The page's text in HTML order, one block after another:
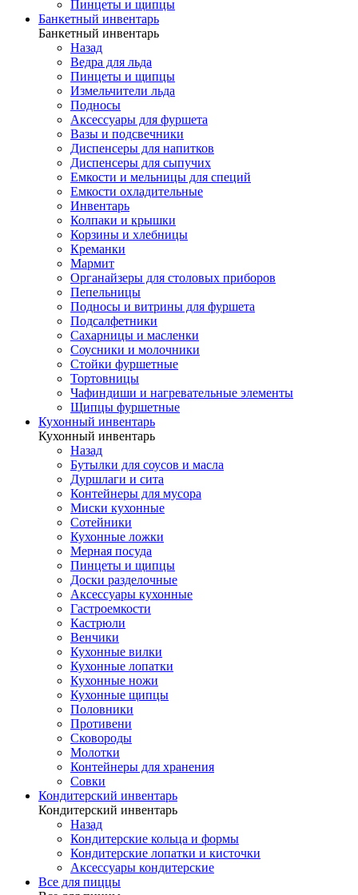
Пинцеты и щипцы
Банкетный инвентарь
Банкетный инвентарь
Назад
Ведра для льда
Пинцеты и щипцы
Измельчители льда
Подносы
Аксессуары для фуршета
Вазы и подсвечники
Диспенсеры для напитков
Диспенсеры для сыпучих
Емкости и мельницы для специй
Емкости охладительные
Инвентарь
Колпаки и крышки
Корзины и хлебницы
Креманки
Мармит
Органайзеры для столовых приборов
Пепельницы
Подносы и витрины для фуршета
Подсалфетники
Сахарницы и масленки
Соусники и молочники
Стойки фуршетные
Тортовницы
Чафиндиши и нагревательные элементы
Щипцы фуршетные
Кухонный инвентарь
Кухонный инвентарь
Назад
Бутылки для соусов и масла
Дуршлаги и сита
Контейнеры для мусора
Миски кухонные
Сотейники
Кухонные ложки
Мерная посуда
Пинцеты и щипцы
Доски разделочные
Аксессуары кухонные
Гастроемкости
Кастрюли
Венчики
Кухонные вилки
Кухонные лопатки
Кухонные ножи
Кухонные щипцы
Половники
Противени
Сковороды
Молотки
Контейнеры для хранения
Совки
Кондитерский инвентарь
Кондитерский инвентарь
Назад
Кондитерские кольца и формы
Кондитерские лопатки и кисточки
Аксессуары кондитерские
Все для пиццы